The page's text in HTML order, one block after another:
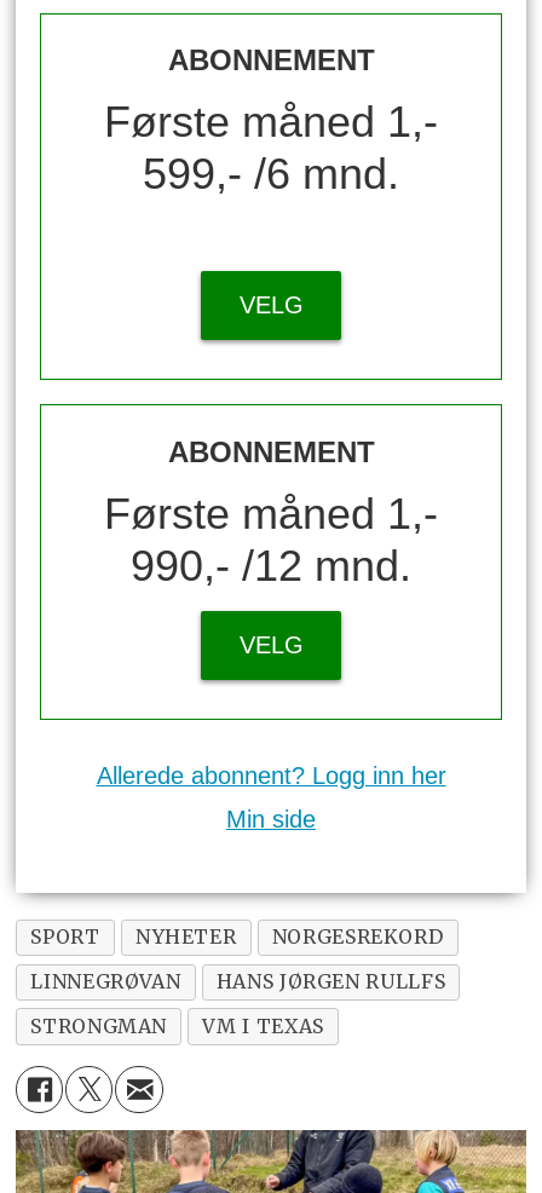
ABONNEMENT
Første måned 1,-
599,- /6 mnd.
VELG
ABONNEMENT
Første måned 1,-
990,- /12 mnd.
VELG
Allerede abonnent? Logg inn her
Min side
SPORT NYHETER
NORGESREKORD
LINNEGRØVAN
HANS JØRGEN RULLFS
STRONGMAN
VM I TEXAS